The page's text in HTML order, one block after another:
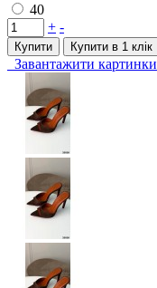
40
+ -
Купити Купити в 1 клiк
Завантажити картинки